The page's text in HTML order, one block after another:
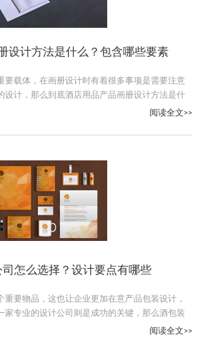
设计方法是什么？包含哪些要素
要载体，在画册设计时有着很多事项是需要注意
设计，那么到底酒店用品产品画册设计方法是什
阅读全文>>
怎么选择？设计要点有哪些
要物品，这也让企业更加在意产品包装设计，
家专业的设计公司则是成功的关键，那么酒包装
阅读全文>>